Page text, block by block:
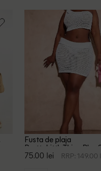
Fusta de plaja
PrettyLittleThing Plus
alb
75.00 lei RRP: 149.00